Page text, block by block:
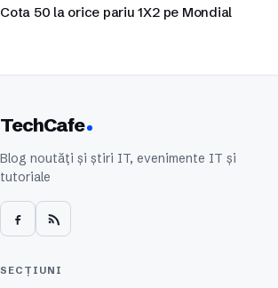
Cota 50 la orice pariu 1X2 pe Mondial
TechCafe
Blog noutăți și știri IT, evenimente IT și
tutoriale
SECȚIUNI